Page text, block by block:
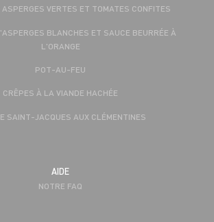
VERTES ET TOMATES CONFITES
BLANCHES ET SAUCE BEURRÉE À
L'ORANGE
POT-AU-FEU
CRÊPES À LA VIANDE HACHÉE
SAINT-JACQUES AUX CLÉMENTINES
AIDE
NOTRE FAQ